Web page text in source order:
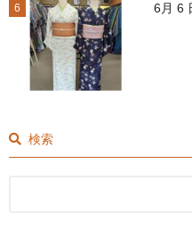
6 6月 6
検索